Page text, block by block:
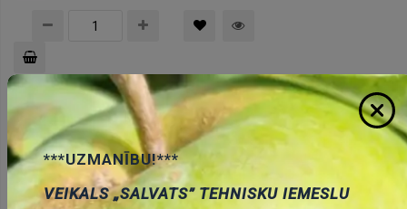
Pievienot
***UZMANĪBU!***
VEIKALS „SALVATS” TEHNISKU IEMESLU